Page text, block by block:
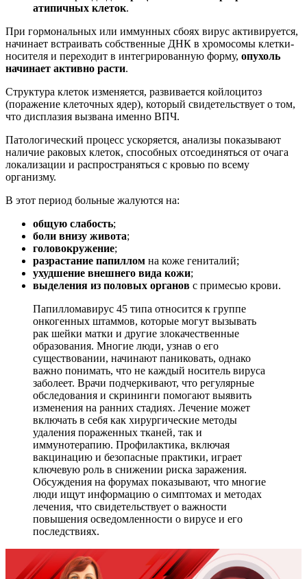
атипичных клеток.
При гормональных или иммунных сбоях вирус активируется,
начинает встраивать собственные ДНК в хромосомы клетки-
носителя и переходит в интегрированную форму, опухоль
начинает активно расти.
Структура клеток изменяется, развивается койлоцитоз
(поражение клеточных ядер), который свидетельствует о том,
что дисплазия вызвана именно ВПЧ.
Патологический процесс ускоряется, анализы показывают
наличие раковых клеток, способных отсоединяться от очага
локализации и распространяться с кровью по всему
организму.
В этот период больные жалуются на:
общую слабость;
боли внизу живота;
головокружение;
разрастание папиллом на коже гениталий;
ухудшение внешнего вида кожи;
выделения из половых органов с примесью крови.
Папилломавирус 45 типа относится к группе
онкогенных штаммов, которые могут вызывать
рак шейки матки и другие злокачественные
образования. Многие люди, узнав о его
существовании, начинают паниковать, однако
важно понимать, что не каждый носитель вируса
заболеет. Врачи подчеркивают, что регулярные
обследования и скрининги помогают выявить
изменения на ранних стадиях. Лечение может
включать в себя как хирургические методы
удаления пораженных тканей, так и
иммунотерапию. Профилактика, включая
вакцинацию и безопасные практики, играет
ключевую роль в снижении риска заражения.
Обсуждения на форумах показывают, что многие
люди ищут информацию о симптомах и методах
лечения, что свидетельствует о важности
повышения осведомленности о вирусе и его
последствиях.